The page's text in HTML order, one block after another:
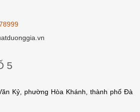
5
Kỷ, phường Hòa Khánh, thành phố Đà